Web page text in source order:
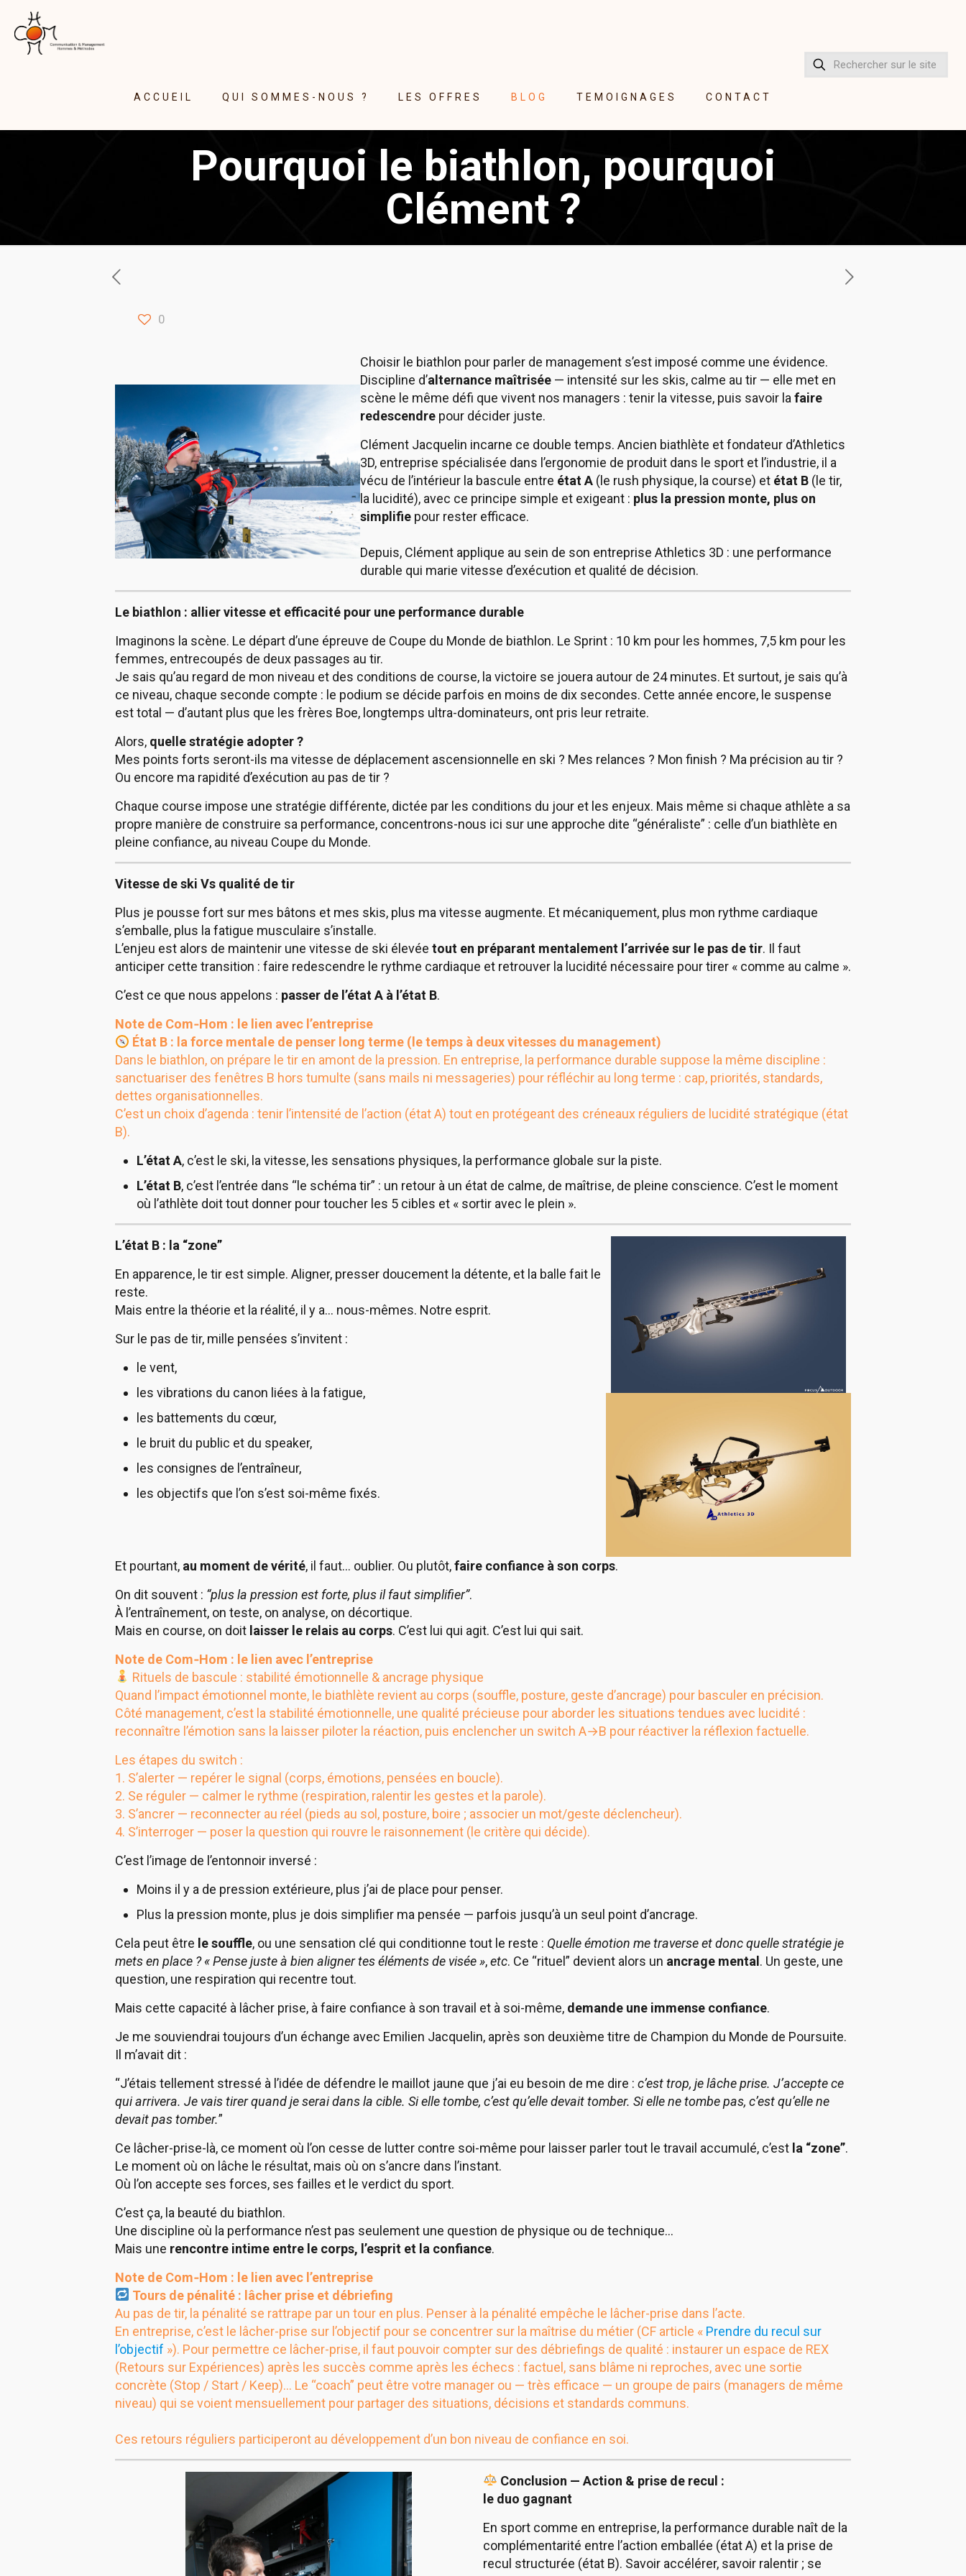
ACCUEIL QUI SOMMES-NOUS ? LES OFFRES BLOG TEMOIGNAGES CONTACT
Pourquoi le biathlon, pourquoi
Clément ?
0
Choisir le biathlon pour parler de management s’est imposé comme une évidence.
Discipline d’alternance maîtrisée — intensité sur les skis, calme au tir — elle met en
scène le même défi que vivent nos managers : tenir la vitesse, puis savoir lafaire
redescendre pour décider juste.
Clément Jacquelin incarne ce double temps. Ancien biathlète et fondateur d’Athletics
3D, entreprise spécialisée dans l’ergonomie de produit dans le sport et l’industrie, il a
vécu de l’intérieur la bascule entre état A (le rush physique, la course) et état B (le tir,
la lucidité), avec ce principe simple et exigeant : plus la pression monte, plus on
simplifie pour rester efficace.
Depuis, Clément applique au sein de son entreprise Athletics 3D : une performance
durable qui marie vitesse d’exécution et qualité de décision.
Le biathlon : allier vitesse et efficacité pour une performance durable
Imaginons la scène. Le départ d’une épreuve de Coupe du Monde de biathlon. Le Sprint : 10 km pour les hommes, 7,5 km pour les
femmes, entrecoupés de deux passages au tir.
Je sais qu’au regard de mon niveau et des conditions de course, la victoire se jouera autour de 24 minutes. Et surtout, je sais qu’à
ce niveau, chaque seconde compte : le podium se décide parfois en moins de dix secondes. Cette année encore, le suspense
est total — d’autant plus que les frères Boe, longtemps ultra-dominateurs, ont pris leur retraite.
Alors, quelle stratégie adopter ?
Mes points forts seront-ils ma vitesse de déplacement ascensionnelle en ski ? Mes relances ? Mon finish ? Ma précision au tir ?
Ou encore ma rapidité d’exécution au pas de tir ?
Chaque course impose une stratégie différente, dictée par les conditions du jour et les enjeux. Mais même si chaque athlète a sa
propre manière de construire sa performance, concentrons-nous ici sur une approche dite “généraliste” : celle d’un biathlète en
pleine confiance, au niveau Coupe du Monde.
Vitesse de ski Vs qualité de tir
Plus je pousse fort sur mes bâtons et mes skis, plus ma vitesse augmente. Et mécaniquement, plus mon rythme cardiaque
s’emballe, plus la fatigue musculaire s’installe.
L’enjeu est alors de maintenir une vitesse de ski élevée tout en préparant mentalement l’arrivée sur le pas de tir. Il faut
anticiper cette transition : faire redescendre le rythme cardiaque et retrouver la lucidité nécessaire pour tirer « comme au calme ».
C’est ce que nous appelons : passer de l’état A à l’état B.
Note de Com‑Hom : le lien avec l’entreprise
État B : la force mentale de penser long terme (le temps à deux vitesses du management)
Dans le biathlon, on prépare le tir en amont de la pression. En entreprise, la performance durable suppose la même discipline :
sanctuariser des fenêtres B hors tumulte (sans mails ni messageries) pour réfléchir au long terme : cap, priorités, standards,
dettes organisationnelles.
C’est un choix d’agenda : tenir l’intensité de l’action (état A) tout en protégeant des créneaux réguliers de lucidité stratégique (état
B).
L’état A, c’est le ski, la vitesse, les sensations physiques, la performance globale sur la piste.
L’état B, c’est l’entrée dans “le schéma tir” : un retour à un état de calme, de maîtrise, de pleine conscience. C’est le moment
où l’athlète doit tout donner pour toucher les 5 cibles et « sortir avec le plein ».
L’état B : la “zone”
En apparence, le tir est simple. Aligner, presser doucement la détente, et la balle fait le
reste.
Mais entre la théorie et la réalité, il y a… nous-mêmes. Notre esprit.
Sur le pas de tir, mille pensées s’invitent :
le vent,
les vibrations du canon liées à la fatigue,
les battements du cœur,
le bruit du public et du speaker,
les consignes de l’entraîneur,
les objectifs que l’on s’est soi-même fixés.
Et pourtant, au moment de vérité, il faut… oublier. Ou plutôt,faire confiance à son corps.
On dit souvent : “plus la pression est forte, plus il faut simplifier”.
À l’entraînement, on teste, on analyse, on décortique.
Mais en course, on doit laisser le relais au corps. C’est lui qui agit. C’est lui qui sait.
Note de Com‑Hom : le lien avec l’entreprise
Rituels de bascule : stabilité émotionnelle & ancrage physique
Quand l’impact émotionnel monte, le biathlète revient au corps (souffle, posture, geste d’ancrage) pour basculer en précision.
Côté management, c’est la stabilité émotionnelle, une qualité précieuse pour aborder les situations tendues avec lucidité :
reconnaître l’émotion sans la laisser piloter la réaction, puis enclencher un switch A→B pour réactiver la réflexion factuelle.
Les étapes du switch :
1. S’alerter — repérer le signal (corps, émotions, pensées en boucle).
2. Se réguler — calmer le rythme (respiration, ralentir les gestes et la parole).
3. S’ancrer — reconnecter au réel (pieds au sol, posture, boire ; associer un mot/geste déclencheur).
4. S’interroger — poser la question qui rouvre le raisonnement (le critère qui décide).
C’est l’image de l’entonnoir inversé :
Moins il y a de pression extérieure, plus j’ai de place pour penser.
Plus la pression monte, plus je dois simplifier ma pensée — parfois jusqu’à un seul point d’ancrage.
Cela peut être le souffle, ou une sensation clé qui conditionne tout le reste : Quelle émotion me traverse et donc quelle stratégie je
mets en place ? « Pense juste à bien aligner tes éléments de visée »,etc. Ce “rituel” devient alors un ancrage mental. Un geste, une
question, une respiration qui recentre tout.
Mais cette capacité à lâcher prise, à faire confiance à son travail et à soi-même, demande une immense confiance.
Je me souviendrai toujours d’un échange avec Emilien Jacquelin, après son deuxième titre de Champion du Monde de Poursuite.
Il m’avait dit :
“J’étais tellement stressé à l’idée de défendre le maillot jaune que j’ai eu besoin de me dire : c’est trop, je lâche prise. J’accepte ce
qui arrivera. Je vais tirer quand je serai dans la cible. Si elle tombe, c’est qu’elle devait tomber. Si elle ne tombe pas, c’est qu’elle ne
devait pas tomber.”
Ce lâcher-prise-là, ce moment où l’on cesse de lutter contre soi-même pour laisser parler tout le travail accumulé, c’est la “zone”.
Le moment où on lâche le résultat, mais où on s’ancre dans l’instant.
Où l’on accepte ses forces, ses failles et le verdict du sport.
C’est ça, la beauté du biathlon.
Une discipline où la performance n’est pas seulement une question de physique ou de technique…
Mais une rencontre intime entre le corps, l’esprit et la confiance.
Note de Com‑Hom : le lien avec l’entreprise
Tours de pénalité : lâcher prise et débriefing
Au pas de tir, la pénalité se rattrape par un tour en plus. Penser à la pénalité empêche le lâcher-prise dans l’acte.
En entreprise, c’est le lâcher-prise sur l’objectif pour se concentrer sur la maîtrise du métier (CF article « Prendre du recul sur
l’objectif »). Pour permettre ce lâcher-prise, il faut pouvoir compter sur des débriefings de qualité : instaurer un espace de REX
(Retours sur Expériences) après les succès comme après les échecs : factuel, sans blâme ni reproches, avec une sortie
concrète (Stop / Start / Keep)… Le “coach” peut être votre manager ou — très efficace — un groupe de pairs (managers de même
niveau) qui se voient mensuellement pour partager des situations, décisions et standards communs.
Ces retours réguliers participeront au développement d’un bon niveau de confiance en soi.
Conclusion — Action & prise de recul :
le duo gagnant
En sport comme en entreprise, la performance durable naît de la
complémentarité entre l’action emballée (état A) et la prise de
recul structurée (état B). Savoir accélérer, savoir ralentir ; se